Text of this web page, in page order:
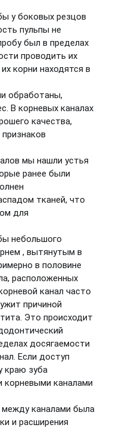
у боковых резцов
пульпы не
был в пределах
проводить их
корни находятся в
обработаны,
В корневых каналах
качества,
мы нашли устья
ранее были
тканей, что
для
небольшого
, вытянутым в
в половине
расположенных
канал часто
причиной
Это происходит
досягаемости
Если доступ
краю зуба
корневыми каналами
между каналами была
и расширения